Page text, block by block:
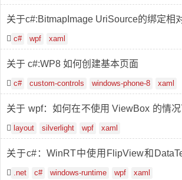
关于c#:BitmapImage UriSource的绑定相
c# wpf xaml
关于 c#:WP8 如何创建基本页面
c# custom-controls windows-phone-8 xaml
关于 wpf：如何在不使用 ViewBox 的情
方形？
layout silverlight wpf xaml
关于c#：WinRT中使用FlipView和
态显示Items
.net c# windows-runtime wpf xaml